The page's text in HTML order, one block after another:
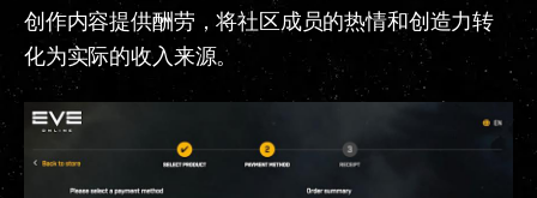
创作内容提供酬劳，将社区成员的热情和创造力转
化为实际的收入来源。